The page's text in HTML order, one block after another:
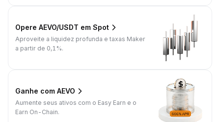
Opere AEVO/USDT em Spot
Aproveite a liquidez profunda e taxas Maker
a partir de 0,1%.
Ganhe com AEVO
Aumente seus ativos com o Easy Earn e o
Earn On-Chain.